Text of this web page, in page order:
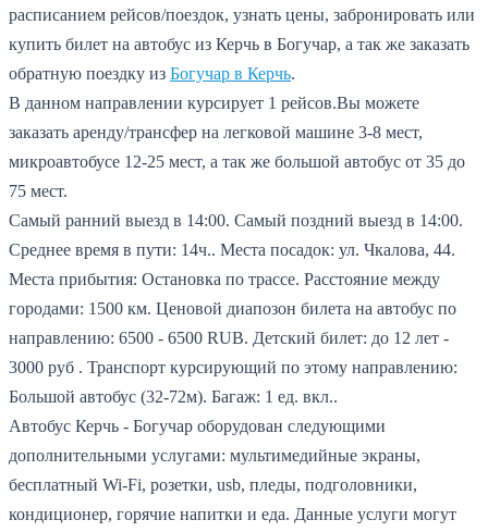
расписанием рейсов/поездок, узнать цены, забронировать или
купить билет на автобус из Керчь в Богучар, а так же заказать
обратную поездку из Богучар в Керчь.
В данном направлении курсирует 1 рейсов.Вы можете
заказать аренду/трансфер на легковой машине 3-8 мест,
микроавтобусе 12-25 мест, а так же большой автобус от 35 до
75 мест.
Самый ранний выезд в 14:00. Самый поздний выезд в 14:00.
Среднее время в пути: 14ч.. Места посадок: ул. Чкалова, 44.
Места прибытия: Остановка по трассе. Расстояние между
городами: 1500 км. Ценовой диапозон билета на автобус по
направлению: 6500 - 6500 RUB. Детский билет: до 12 лет -
3000 руб . Транспорт курсирующий по этому направлению:
Большой автобус (32-72м). Багаж: 1 ед. вкл..
Автобус Керчь - Богучар оборудован следующими
дополнительными услугами: мультимедийные экраны,
бесплатный Wi-Fi, розетки, usb, пледы, подголовники,
кондиционер, горячие напитки и еда. Данные услуги могут